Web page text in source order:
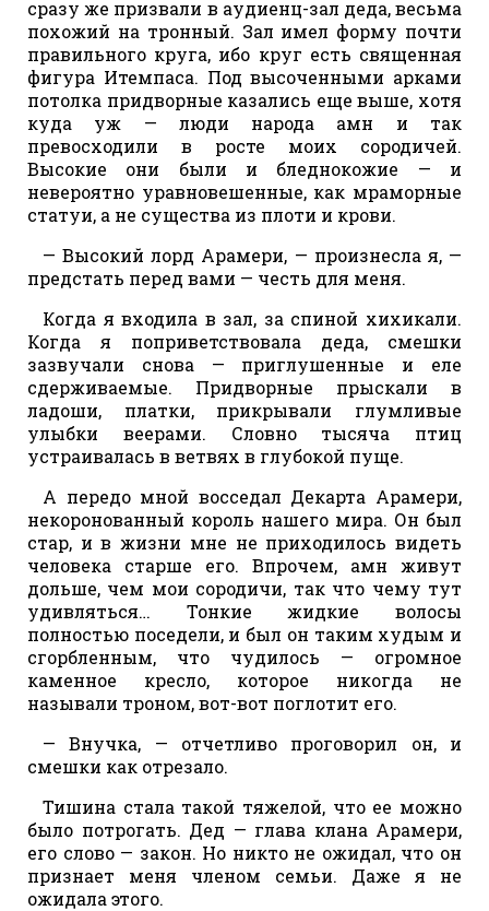
сразу же призвали в аудиенц-зал деда, весьма
похожий на тронный. Зал имел форму почти
правильного круга, ибо круг есть священная
фигура Итемпаса. Под высоченными арками
потолка придворные казались еще выше, хотя
куда уж — люди народа амн и так
превосходили в росте моих сородичей.
Высокие они были и бледнокожие — и
невероятно уравновешенные, как мраморные
статуи, а не существа из плоти и крови.
— Высокий лорд Арамери, — произнесла я, —
предстать перед вами — честь для меня.
Когда я входила в зал, за спиной хихикали.
Когда я поприветствовала деда, смешки
зазвучали снова — приглушенные и еле
сдерживаемые. Придворные прыскали в
ладоши, платки, прикрывали глумливые
улыбки веерами. Словно тысяча птиц
устраивалась в ветвях в глубокой пуще.
А передо мной восседал Декарта Арамери,
некоронованный король нашего мира. Он был
стар, и в жизни мне не приходилось видеть
человека старше его. Впрочем, амн живут
дольше, чем мои сородичи, так что чему тут
удивляться… Тонкие жидкие волосы
полностью поседели, и был он таким худым и
сгорбленным, что чудилось — огромное
каменное кресло, которое никогда не
называли троном, вот-вот поглотит его.
— Внучка, — отчетливо проговорил он, и
смешки как отрезало.
Тишина стала такой тяжелой, что ее можно
было потрогать. Дед — глава клана Арамери,
его слово — закон. Но никто не ожидал, что он
признает меня членом семьи. Даже я не
ожидала этого.